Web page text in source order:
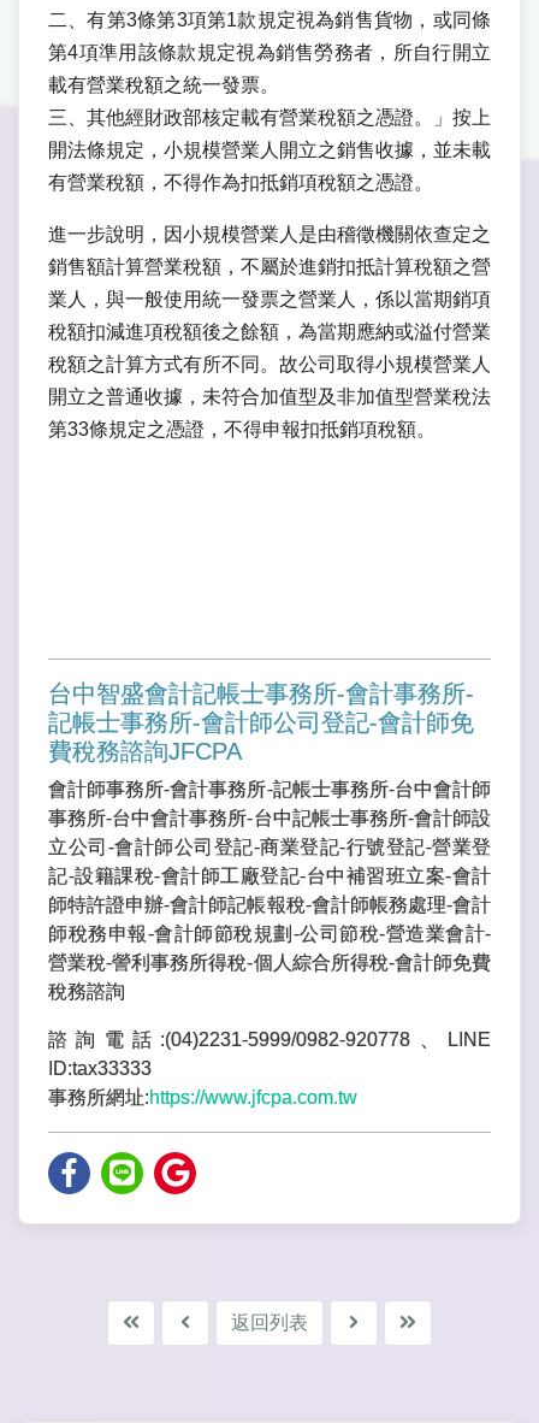
二、有第3條第3項第1款規定視為銷售貨物，或同條
第4項準用該條款規定視為銷售勞務者，所自行開立
載有營業稅額之統一發票。
三、其他經財政部核定載有營業稅額之憑證。」按上
開法條規定，小規模營業人開立之銷售收據，並未載
有營業稅額，不得作為扣抵銷項稅額之憑證。
進一步說明，因小規模營業人是由稽徵機關依查定之
銷售額計算營業稅額，不屬於進銷扣抵計算稅額之營
業人，與一般使用統一發票之營業人，係以當期銷項
稅額扣減進項稅額後之餘額，為當期應納或溢付營業
稅額之計算方式有所不同。故公司取得小規模營業人
開立之普通收據，未符合加值型及非加值型營業稅法
第33條規定之憑證，不得申報扣抵銷項稅額。
台中智盛會計記帳士事務所-會計事務所-
記帳士事務所-會計師公司登記-會計師免
費稅務諮詢JFCPA
會計師事務所-會計事務所-記帳士事務所-台中會計師
事務所-台中會計事務所-台中記帳士事務所-會計師設
立公司-會計師公司登記-商業登記-行號登記-營業登
記-設籍課稅-會計師工廠登記-台中補習班立案-會計
師特許證申辦-會計師記帳報稅-會計師帳務處理-會計
師稅務申報-會計師節稅規劃-公司節稅-營造業會計-
營業稅-謍利事務所得稅-個人綜合所得稅-會計師免費
稅務諮詢
諮詢電話:(04)2231-5999/0982-920778、LINE
ID:tax33333
事務所網址:https://www.jfcpa.com.tw
返回列表